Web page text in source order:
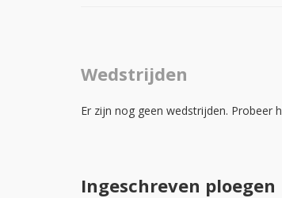
Wedstrijden
Er zijn nog geen wedstrijden. Probeer
Ingeschreven ploegen